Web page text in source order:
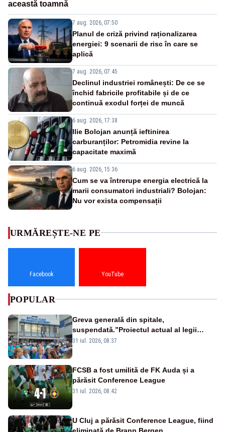
această toamnă
7 aug. 2026, 07:50
Planul de criză privind raționalizarea
energiei: 9 scenarii de risc în care se
aplică
7 aug. 2026, 07:45
Declinul industriei românești: De ce se
închid fabricile profitabile și de ce
continuă exodul forței de muncă
6 aug. 2026, 17:38
Ilie Bolojan anunță ieftinirea
carburanților: Petromidia revine la
capacitate maximă
6 aug. 2026, 15:36
Cum se va întrerupe energia electrică la
marii consumatori industriali? Bolojan:
Nu vor exista compensații
URMĂREȘTE-NE PE
Facebook YouTube
POPULAR
Greva generală din spitale,
suspendată.”Proiectul actual al legii
salarizării nu mai există pentru noi”
31 iul. 2026, 08:37
FCSB a fost umilită de FK Auda și a
părăsit Conference League
31 iul. 2026, 08:42
U Cluj a părăsit Conference League, fiind
eliminată de Brann Bergen